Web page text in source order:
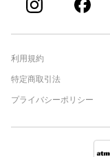
利用規約
特定商取引法
プライバシーポリシー